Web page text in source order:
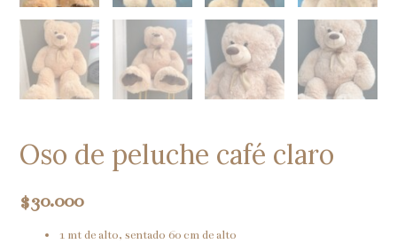
Oso de peluche café claro
$30.000
1 mt de alto, sentado 60 cm de alto